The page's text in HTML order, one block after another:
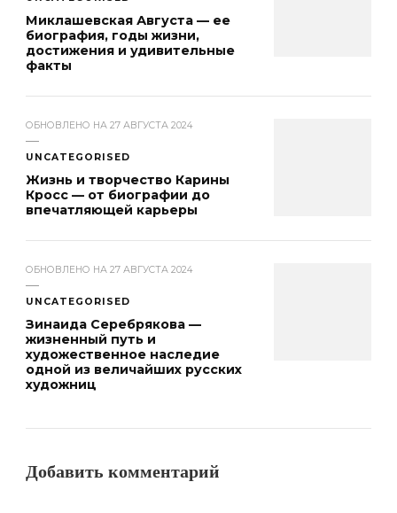
Миклашевская Августа — ее
биография, годы жизни,
достижения и удивительные
факты
ОБНОВЛЕНО НА 27 АВГУСТА 2024
UNCATEGORISED
Жизнь и творчество Карины
Кросс — от биографии до
впечатляющей карьеры
ОБНОВЛЕНО НА 27 АВГУСТА 2024
UNCATEGORISED
Зинаида Серебрякова —
жизненный путь и
художественное наследие
одной из величайших русских
художниц
Добавить комментарий